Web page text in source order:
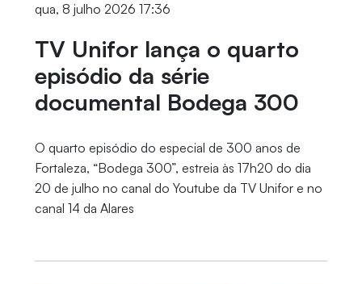
qua, 8 julho 2026 17:36
TV Unifor lança o quarto
episódio da série
documental Bodega 300
O quarto episódio do especial de 300 anos de
Fortaleza, “Bodega 300”, estreia às 17h20 do dia
20 de julho no canal do Youtube da TV Unifor e no
canal 14 da Alares